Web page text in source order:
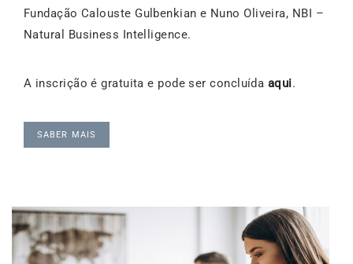
Fundação Calouste Gulbenkian e Nuno Oliveira, NBI –
Natural Business Intelligence.
A inscrição é gratuita e pode ser concluída aqui.
SABER MAIS